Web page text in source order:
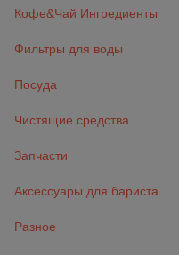
Кофе&Чай Ингредиенты
Фильтры для воды
Посуда
Чистящие средства
Запчасти
Аксессуары для бариста
Разное